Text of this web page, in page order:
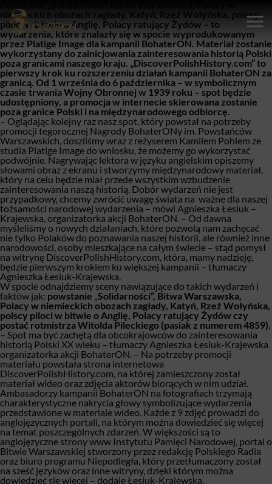
niemieckich obozach zagłady, Katyń, Rzeź Wołyńska, polscy
piloci w bitwie o Anglię, Polacy ratujący Żydów – to
wydarzenia, które znalazły się w spocie wyprodukowanym
przez Platige Image dla kampanii BohaterON. Materiał zostanie
wykorzystany do zainicjowania zainteresowania historią Polski
poza granicami naszego kraju. „DiscoverPolishHistory.com” to
pierwszy krok ku rozszerzeniu działań kampanii BohaterON za
granicą. Od 1 września do 6 października – w symbolicznym
czasie trwania Wojny Obronnej w 1939 roku – spot będzie
udostępniony, a promocja w internecie skierowana zostanie
poza granice Polski i na międzynarodowego odbiorcę.
– Oglądając kolejny raz nasz spot, który powstał na potrzeby
promocji tegorocznej Nagrody BohaterONy im. Powstańców
Warszawskich, doszliśmy wraz z reżyserem Kamilem Pohlem ze
studia Platige Image do wniosku, że możemy go wykorzystać
podwójnie. Nagrywając lektora w języku angielskim opiszemy
słowami obraz z ekranu i stworzymy międzynarodowy materiał,
który na celu będzie miał przede wszystkim wzbudzenie
zainteresowania naszą historią. Dobór wydarzeń nie jest
przypadkowy, chcemy zwrócić uwagę świata na ważne dla naszej
tożsamości narodowej wydarzenia –mówi Agnieszka Łesiuk –
Krajewska, organizatorka akcji BohaterON. –Od dawna
myśleliśmy o nowych działaniach, które pozwolą nam zachęcać
nie tylko Polaków do poznawania naszej historii, ale również inne
narodowości, osoby mieszkające na całym świecie – stąd pomysł
na witrynę DiscoverPolishHistory.com, która, mamy nadzieję,
będzie pierwszym krokiem ku większej kampanii – tłumaczy
Agnieszka Łesiuk-Krajewska.
W spocie odnajdziemy sceny nawiązujące do takich wydarzeń i
faktów jak: powstanie „Solidarności”, Bitwa Warszawska,
Polacy w niemieckich obozach zagłady, Katyń, Rzeź Wołyńska,
polscy piloci w bitwie o Anglię, Polacy ratujący Żydów czy
postać rotmistrza Witolda Pileckiego (pasiak z numerem 4859).
– Spot ma być zachętą dla obcokrajowców do zainteresowania
historią Polski XX wieku – tłumaczy Agnieszka Łesiuk-Krajewska
organizatorka akcji BohaterON. – Na potrzeby promocji
materiału powstała strona internetowa
DiscoverPolishHistory.com, na której zamieszczony został
materiał wideo oraz zdjęcia aktorów biorących w nim udział.
Ambasadorzy kampanii BohaterON na fotografiach trzymają
charakterystyczne nakrycia głowy symbolizujące wydarzenia
przedstawione w materiale wideo. Każde z 9 zdjęć prowadzi do
anglojęzycznych portali, na którym można dowiedzieć się więcej
na temat poszczególnych zdarzeń. W większości są to
anglojęzyczne strony www Instytutu Pamięci Narodowej, portal o
Bitwie Warszawskiej stworzony przez redakcję Polskiego Radia
oraz biuro programu Niepodległa, który przetłumaczony został
na sześć języków oraz inne witryny, dzięki którym można
dowiedzieć się więcej – dodaje Łesiuk-Krajewska.